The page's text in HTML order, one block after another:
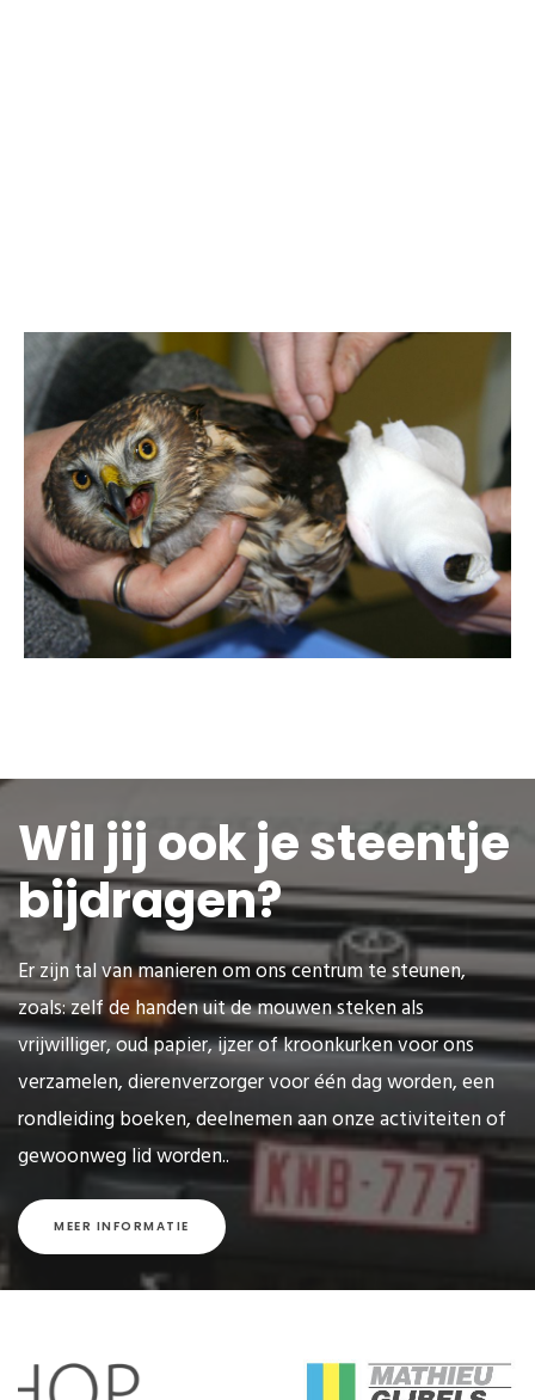
Wil jij ook je steentje
bijdragen?
Er zijn tal van manieren om ons centrum te steunen,
zoals: zelf de handen uit de mouwen steken als
vrijwilliger, oud papier, ijzer of kroonkurken voor ons
verzamelen, dierenverzorger voor één dag worden, een
rondleiding boeken, deelnemen aan onze activiteiten of
gewoonweg lid worden..
MEER INFORMATIE